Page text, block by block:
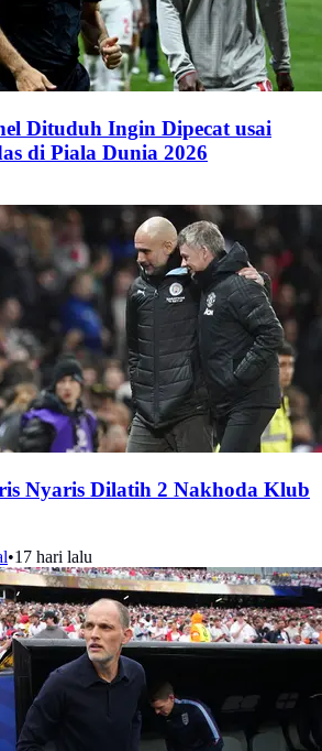
Dituduh Ingin Dipecat usai
di Piala Dunia 2026
Nyaris Dilatih 2 Nakhoda Klub
•17 hari lalu